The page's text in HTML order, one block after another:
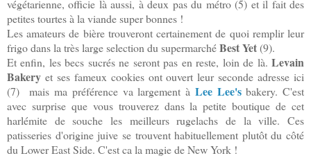
végétarienne, officie là aussi, à deux pas du métro (5) et il fait des
petites tourtes à la viande super bonnes !
Les amateurs de bière trouveront certainement de quoi remplir leur
frigo dans la très large selection du supermarchéBest Yet(9).
Et enfin, les becs sucrés ne seront pas en reste, loin de là. Levain
Bakery et ses fameux cookies ont ouvert leur seconde adresse ici
(7) mais ma préférence va largement à Lee Lee'sbakery. C'est
avec surprise que vous trouverez dans la petite boutique de cet
harlémite de souche les meilleurs rugelachs de la ville. Ces
patisseries d'origine juive se trouvent habituellement plutôt du côté
du Lower East Side. C'est ca la magie de New York !